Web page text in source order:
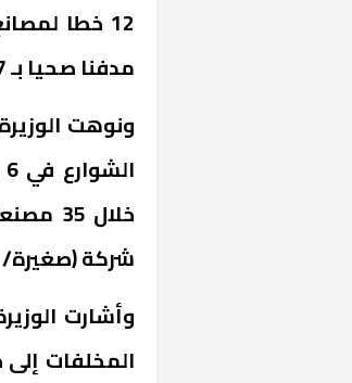
مدفنا صحيا بـ 17 محافظة.
شركة
وأشارت
المخلفات إلى